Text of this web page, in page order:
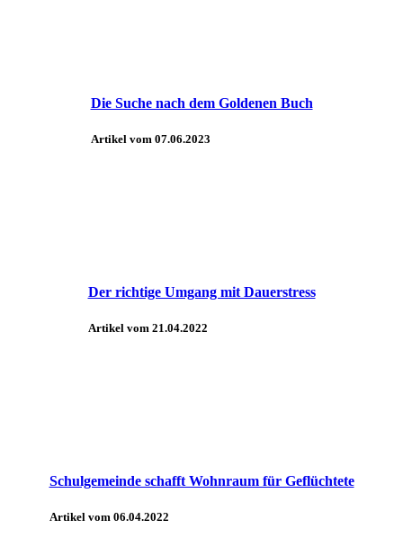
Die Suche nach dem Goldenen Buch
Artikel vom 07.06.2023
Der richtige Umgang mit Dauerstress
Artikel vom 21.04.2022
Schulgemeinde schafft Wohnraum für Geflüchtete
Artikel vom 06.04.2022